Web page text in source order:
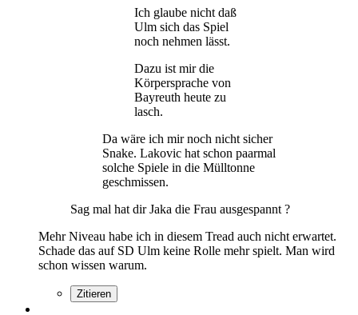
Ich glaube nicht daß
Ulm sich das Spiel
noch nehmen lässt.
Dazu ist mir die
Körpersprache von
Bayreuth heute zu
lasch.
Da wäre ich mir noch nicht sicher
Snake. Lakovic hat schon paarmal
solche Spiele in die Mülltonne
geschmissen.
Sag mal hat dir Jaka die Frau ausgespannt ?
Mehr Niveau habe ich in diesem Tread auch nicht erwartet.
Schade das auf SD Ulm keine Rolle mehr spielt. Man wird
schon wissen warum.
Zitieren